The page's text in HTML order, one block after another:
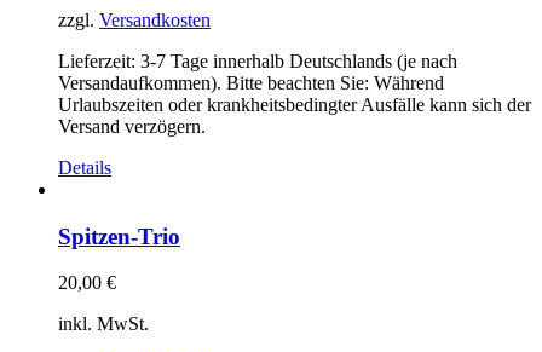
zzgl. Versandkosten
Lieferzeit: 3-7 Tage innerhalb Deutschlands (je nach
Versandaufkommen). Bitte beachten Sie: Während
Urlaubszeiten oder krankheitsbedingter Ausfälle kann sich der
Versand verzögern.
Details
Spitzen-Trio
20,00 €
inkl. MwSt.